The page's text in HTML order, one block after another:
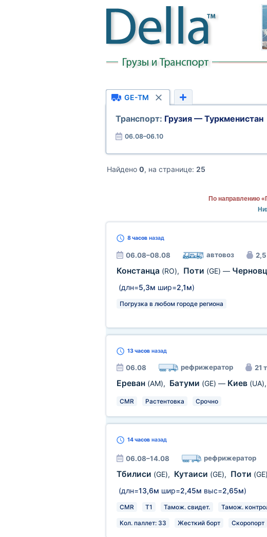
GE-TM
Транспорт: Грузия — Туркменистан
06.08–06.10
Найдено 0, на странице: 25
По направлению
8 часовназад
06.08–08.08 автовоз 2,5
Констанца (RO), Поти (GE) —
(длн=5,3м шир=2,1м)
Погрузка в любом городе региона
13 часовназад
06.08 рефрижератор 21 т
Ереван (AM), Батуми (GE) — Киев (UA),
CMR Растентовка Срочно
14 часовназад
06.08–14.08 рефрижератор
Тбилиси (GE), Кутаиси (GE), Поти (GE)
(длн=13,6м шир=2,45м выс=2,65м)
CMR T1 Тамож. свидет. Тамож.
Кол. паллет: 33 Жесткий борт Скоропорт